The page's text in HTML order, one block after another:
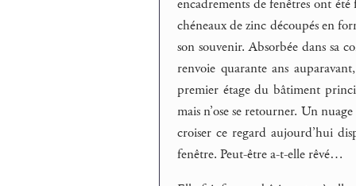
encadrements de fenêtres ont
chéneaux de zinc découpés en
son souvenir. Absorbée dans sa
renvoie quarante ans
premier étage du bâtiment
mais n’ose se retourner. Un
croiser ce regard aujourd’hui
fenêtre. Peut-être a-t-elle rêvé…